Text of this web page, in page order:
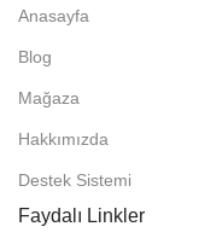
Anasayfa
Blog
Mağaza
Hakkımızda
Destek Sistemi
Faydalı Linkler